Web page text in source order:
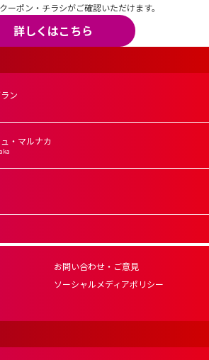
ーポン・チラシがご確認いただけます。
詳しくはこちら
ン
・マルナカ
お問い合わせ・ご意見
ソーシャルメディアポリシー